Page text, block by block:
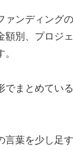
ァンディング
額別、プロジ
でまとめてい
言葉を少し足